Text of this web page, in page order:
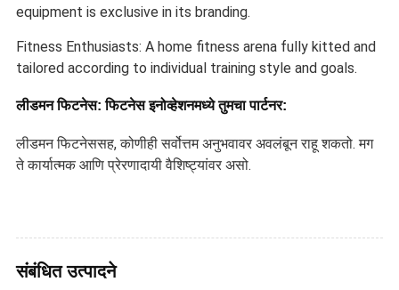
equipment is exclusive in its branding.
Fitness Enthusiasts: A home fitness arena fully kitted and
tailored according to individual training style and goals.
लीडमन फिटनेस: फिटनेस इनोव्हेशनमध्ये तुमचा पार्टनर:
लीडमन फिटनेससह, कोणीही सर्वोत्तम अनुभवावर अवलंबून राहू शकतो. मग
ते कार्यात्मक आणि प्रेरणादायी वैशिष्ट्यांवर असो.
संबंधित उत्पादने